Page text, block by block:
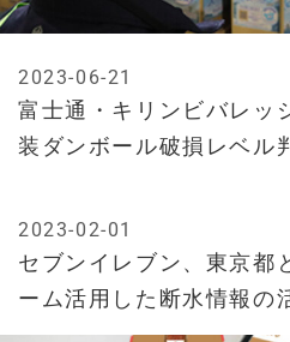
富士通・キリンビバレッ
装ダンボール破損レベル
2023-06-21
セブンイレブン、東京都
ーム活用した断水情報の
2023-02-01